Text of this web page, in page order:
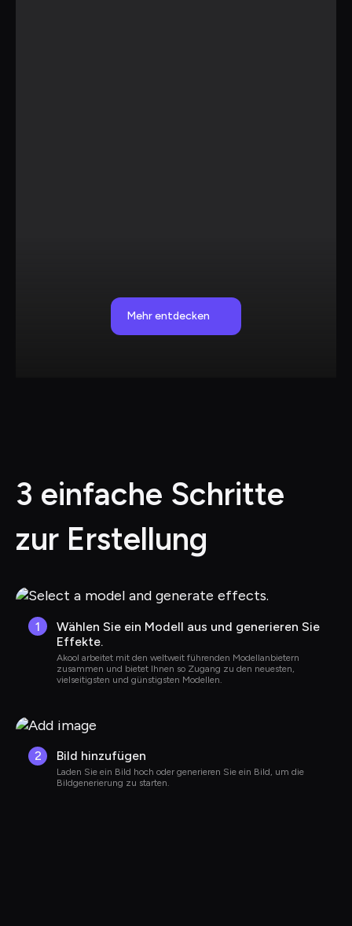
Mehr entdecken
3 einfache Schritte
zur Erstellung
1
Wählen Sie ein Modell aus und generieren Sie
Effekte.
Akool arbeitet mit den weltweit führenden Modellanbietern
zusammen und bietet Ihnen so Zugang zu den neuesten,
vielseitigsten und günstigsten Modellen.
2 Bild hinzufügen
Laden Sie ein Bild hoch oder generieren Sie ein Bild, um die
Bildgenerierung zu starten.